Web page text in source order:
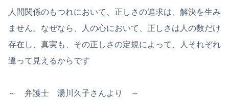
人間関係のもつれにおいて、正しさの追求は、解決を生み
ません。なぜなら、人の心において、正しさは人の数だけ
存在し、真実も、その正しさの定規によって、人それぞれ
違って見えるからです
～ 弁護士 湯川久子さんより ～